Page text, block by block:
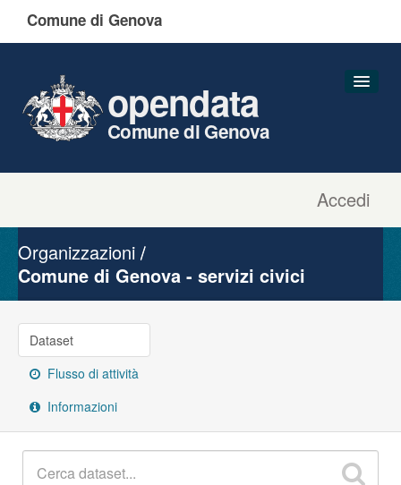
Comune di Genova
Accedi
opendata
Comune di Genova
Gruppi
Organizzazioni
Comune di Genova - servizi civici
Dataset
Flusso di attività
Informazioni